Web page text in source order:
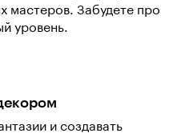
мастеров. Забудете про
уровень.
и создавать